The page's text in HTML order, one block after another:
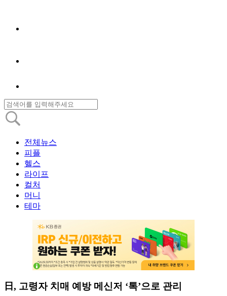
전체뉴스
피플
헬스
라이프
컬처
머니
테마
日, 고령자 치매 예방 메신저 ‘톡’으로 관리